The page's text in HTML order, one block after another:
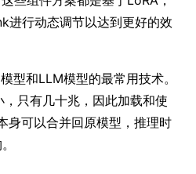
进行动态调节以达到更好的效
型和LLM模型的最常用技术。
只有几十兆，因此加载和使
身可以合并回原模型，推理时